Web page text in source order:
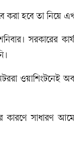
করা হবে তা নিয়ে
সরকারের
ওয়াশিংটনেই
কারণে সাধারণ